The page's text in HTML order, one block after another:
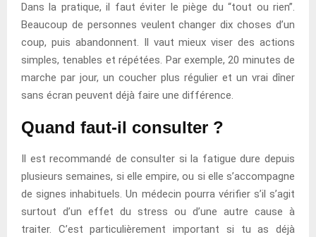
Dans la pratique, il faut éviter le piège du “tout ou rien”.
Beaucoup de personnes veulent changer dix choses d’un
coup, puis abandonnent. Il vaut mieux viser des actions
simples, tenables et répétées. Par exemple, 20 minutes de
marche par jour, un coucher plus régulier et un vrai dîner
sans écran peuvent déjà faire une différence.
Quand faut-il consulter ?
Il est recommandé de consulter si la fatigue dure depuis
plusieurs semaines, si elle empire, ou si elle s’accompagne
de signes inhabituels. Un médecin pourra vérifier s’il s’agit
surtout d’un effet du stress ou d’une autre cause à
traiter. C’est particulièrement important si tu as déjà